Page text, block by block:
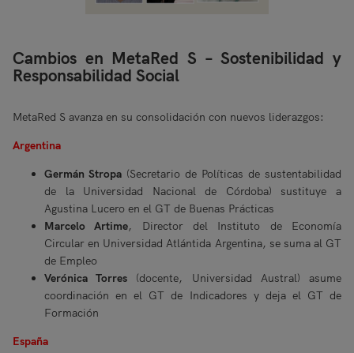
Cambios en MetaRed S – Sostenibilidad y
Responsabilidad Social
MetaRed S avanza en su consolidación con nuevos liderazgos:
Argentina
Germán Stropa (Secretario de Políticas de sustentabilidad
de la Universidad Nacional de Córdoba) sustituye a
Agustina Lucero en el GT de Buenas Prácticas
Marcelo Artime, Director del Instituto de Economía
Circular en Universidad Atlántida Argentina, se suma al GT
de Empleo
Verónica Torres (docente, Universidad Austral) asume
coordinación en el GT de Indicadores y deja el GT de
Formación
España